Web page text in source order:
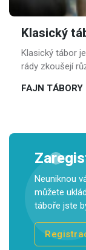
Klasický
Klasický tábor
rády zkoušejí
FAJN
Neuniknou
můžete
táboře jste